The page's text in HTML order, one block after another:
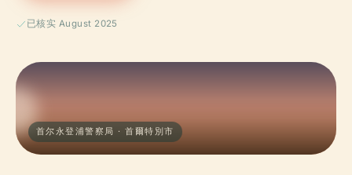
已核实 August 2025
首尔永登浦警察局 · 首爾特別市